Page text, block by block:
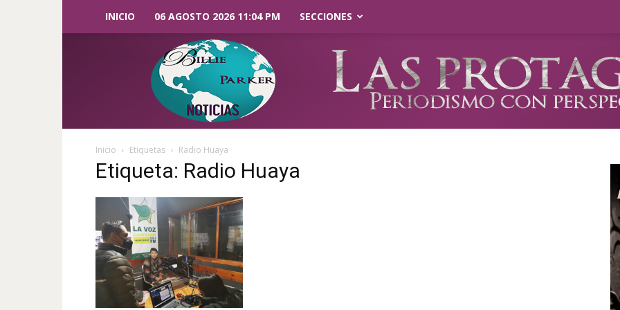
INICIO 06 AGOSTO 2026 11:04 PM SECCIONES
Parker
Noticias
Inicio Etiquetas Radio Huaya
Etiqueta: Radio Huaya